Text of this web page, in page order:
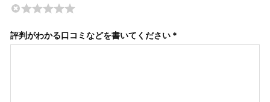
評判がわかる口コミなどを書いてください *